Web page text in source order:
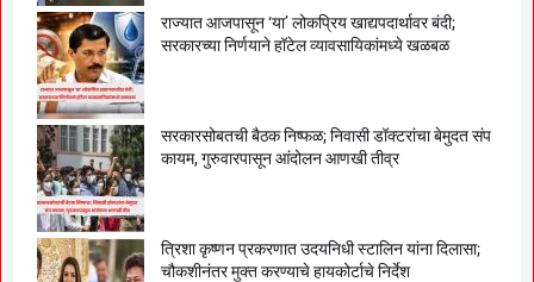
राज्यात आजपासून ‘या’ लोकप्रिय खाद्यपदार्थावर बंदी;
सरकारच्या निर्णयाने हॉटेल व्यावसायिकांमध्ये खळबळ
सरकारसोबतची बैठक निष्फळ; निवासी डॉक्टरांचा बेमुदत संप
कायम, गुरुवारपासून आंदोलन आणखी तीव्र
त्रिशा कृष्णन प्रकरणात उदयनिधी स्टालिन यांना दिलासा;
चौकशीनंतर मुक्त करण्याचे हायकोर्टाचे निर्देश